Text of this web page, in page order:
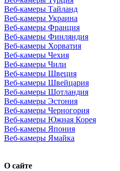
Веб-камеры Тайланд
Веб-камеры Украина
Веб-камеры Франция
Веб-камеры Финляндия
Веб-камеры Хорватия
Веб-камеры Чехия
Веб-камеры Чили
Веб-камеры Швеция
Веб-камеры Швейцария
Веб-камеры Шотландия
Веб-камеры Эстония
Веб-камеры Черногория
Веб-камеры Южная Корея
Веб-камеры Япония
Веб-камеры Ямайка
О сайте